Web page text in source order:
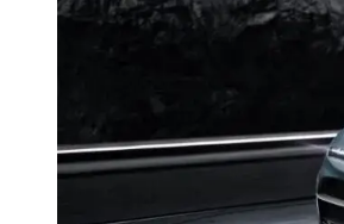
Xbox 360 游
AirTag 新版
苹果三星偷
Apple Watch
追觅清洁电